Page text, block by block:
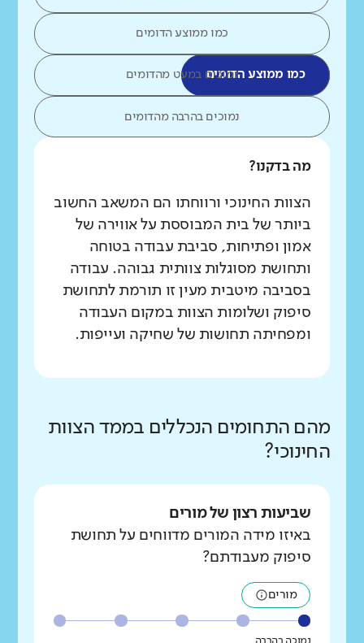
כמו ממוצע הדומים
כמו ממוצע הדומיםנמוכים במעט מהדומים
נמוכים בהרבה מהדומים
מה בדקנו?
הצוות החינוכי ורווחתו הם המשאב החשוב
ביותר של בית המבוססת על אווירה של
אמון ופתיחות, סביבת עבודה בטוחה
ותחושת מסוגלות צוותית גבוהה. עבודה
בסביבה מיטבית מעין זו תורמת לתחושת
סיפוק ושלומות הצוות במקום העבודה
ומפחיתה תחושות של שחיקה ועייפות.
מהם התחומים הנכללים בממד הצוות
החינוכי?
שביעות רצון של מורים
באיזו מידה המורים מדווחים על תחושת
סיפוק מעבודתם?
מורים